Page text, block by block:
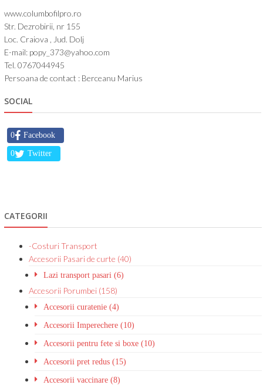
www.columbofilpro.ro
Str. Dezrobirii, nr 155
Loc. Craiova , Jud. Dolj
E-mail: popy_373@yahoo.com
Tel. 0767044945
Persoana de contact : Berceanu Marius
SOCIAL
Facebook
0
Twitter
0
CATEGORII
-Costuri Transport
Accesorii Pasari de curte (40)
Lazi transport pasari (6)
Accesorii Porumbei (158)
Accesorii curatenie (4)
Accesorii Imperechere (10)
Accesorii pentru fete si boxe (10)
Accesorii pret redus (15)
Accesorii vaccinare (8)